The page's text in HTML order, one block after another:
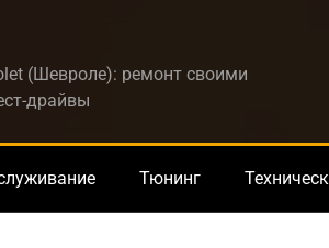
(Шевроле): ремонт своими
драйвы
Тюнинг